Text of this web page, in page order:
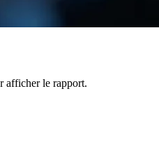
afficher le rapport.
le menu